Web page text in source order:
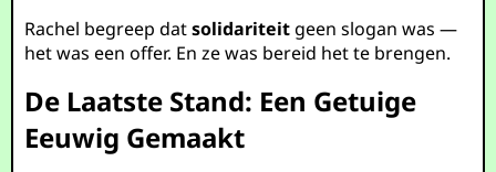
Rachel begreep datsolidariteit geen slogan was —
het was een offer. En ze was bereid het te brengen.
De Laatste Stand: Een Getuige
Eeuwig Gemaakt